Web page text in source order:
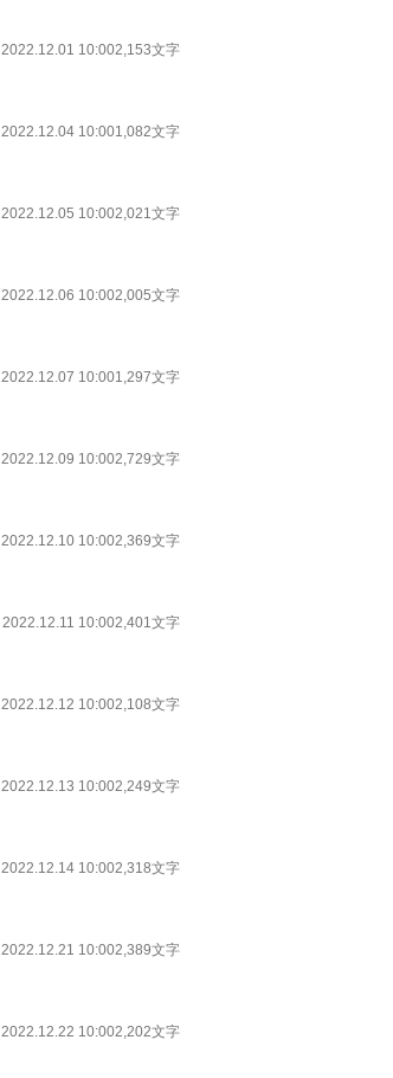
2022.12.01 10:002,153文字
2022.12.04 10:001,082文字
2022.12.05 10:002,021文字
2022.12.06 10:002,005文字
2022.12.07 10:001,297文字
2022.12.09 10:002,729文字
2022.12.10 10:002,369文字
2022.12.11 10:002,401文字
2022.12.12 10:002,108文字
2022.12.13 10:002,249文字
2022.12.14 10:002,318文字
2022.12.21 10:002,389文字
2022.12.22 10:002,202文字